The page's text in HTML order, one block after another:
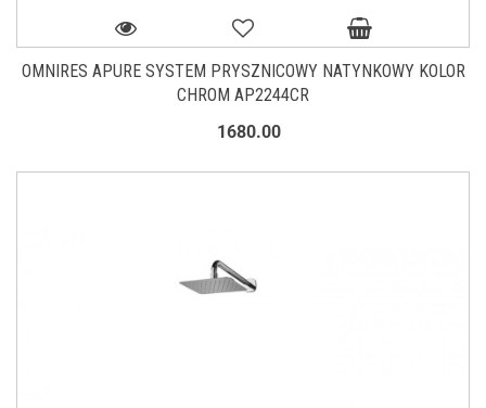
OMNIRES APURE SYSTEM PRYSZNICOWY NATYNKOWY KOLOR
CHROM AP2244CR
1680.00